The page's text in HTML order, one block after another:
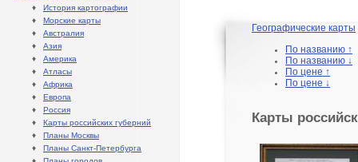
♦ История картографии
♦ Морские карты
♦ Австралия
♦ Азия
♦ Америка
♦ Атласы
♦ Африка
♦ Европа
♦ Россия
♦ Карты российских губерний
♦ Планы Москвы
♦ Планы Санкт-Петербурга
Географические карты
По названию ↑
По названию ↓
По цене ↑
По цене ↓
Карты